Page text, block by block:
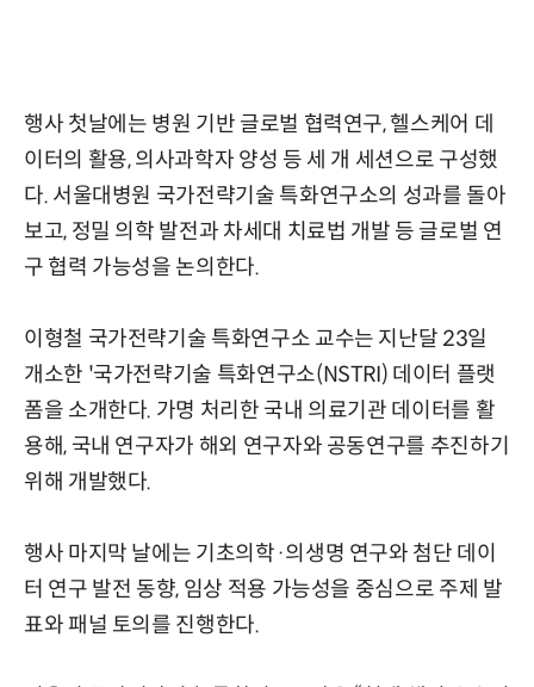
행사 첫날에는 병원 기반 글로벌 협력연구, 헬스케어 데
이터의 활용, 의사과학자 양성 등 세 개 세션으로 구성했
다. 서울대병원 국가전략기술 특화연구소의 성과를 돌아
보고, 정밀 의학 발전과 차세대 치료법 개발 등 글로벌 연
구 협력 가능성을 논의한다.
이형철 국가전략기술 특화연구소 교수는 지난달 23일
개소한 '국가전략기술 특화연구소(NSTRI) 데이터 플랫
폼을 소개한다. 가명 처리한 국내 의료기관 데이터를 활
용해, 국내 연구자가 해외 연구자와 공동연구를 추진하기
위해 개발했다.
행사 마지막 날에는 기초의학·의생명 연구와 첨단 데이
터 연구 발전 동향, 임상 적용 가능성을 중심으로 주제 발
표와 패널 토의를 진행한다.